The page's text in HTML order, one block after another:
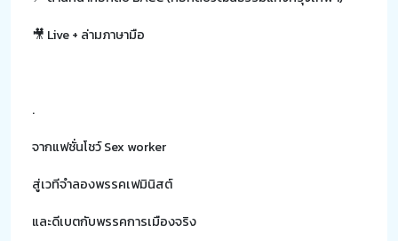
🎥 Live + ล่ามภาษามือ
.
จากแฟชั่นโชว์ Sex worker
สู่เวทีจำลองพรรคเฟมินิสต์
และดีเบตกับพรรคการเมืองจริง